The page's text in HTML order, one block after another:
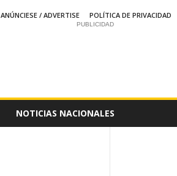
ANÚNCIESE / ADVERTISE
POLÍTICA DE PRIVACIDAD
PUBLICIDAD
NOTICIAS NACIONALES